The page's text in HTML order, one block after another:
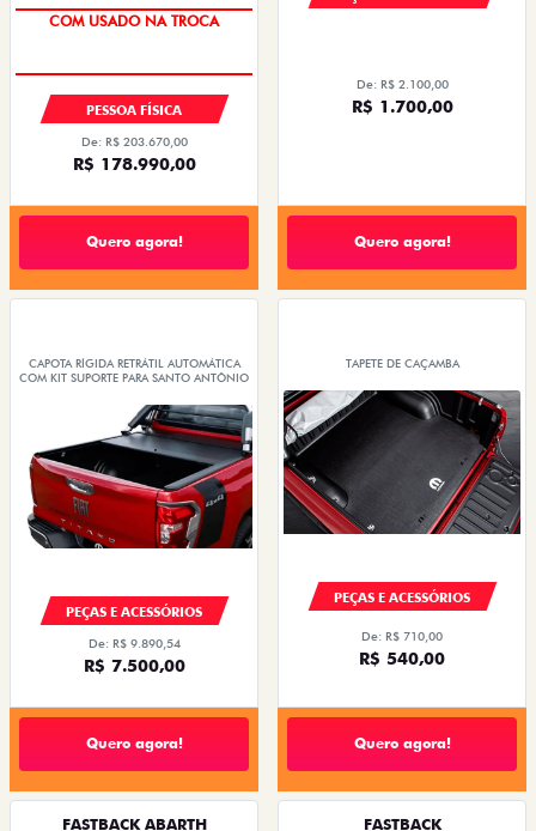
PESSOA FÍSICA
De: R$ 203.670,00
R$ 178.990,00
Quero agora!
De: R$ 2.100,00
R$ 1.700,00
Quero agora!
CAPOTA RÍGIDA RETRÁTIL AUTOMÁTICA
COM KIT SUPORTE PARA SANTO ANTÔNIO
PEÇAS E ACESSÓRIOS
De: R$ 9.890,54
R$ 7.500,00
Quero agora!
TAPETE DE CAÇAMBA
PEÇAS E ACESSÓRIOS
De: R$ 710,00
R$ 540,00
Quero agora!
FASTBACK ABARTH FASTBACK